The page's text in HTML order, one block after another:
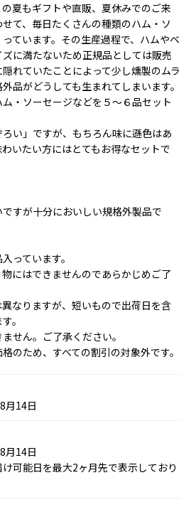
夏もギフトや直販、夏休みでのご来
て、毎日たくさんの種類のハム・ソ
ています。その生産過程で、ハムやベ
に満たないため正規品としては販売
れていたことによって少し燻製のムラ
品がどうしても生まれてしまいます。
・ソーセージなどを５～６品セット
い」ですが、もちろん味に遜色はあ
いたい方にはとてもお得なセットで
すが十分においしい規格外製品で
っています。
にはできませんのであらかじめご了
なりますが、短いもので出荷日を含
。
せん。ご了承ください。
のため、すべての割引の対象外です。
月14日
月14日
可能日を最大2ヶ月先で表示しており